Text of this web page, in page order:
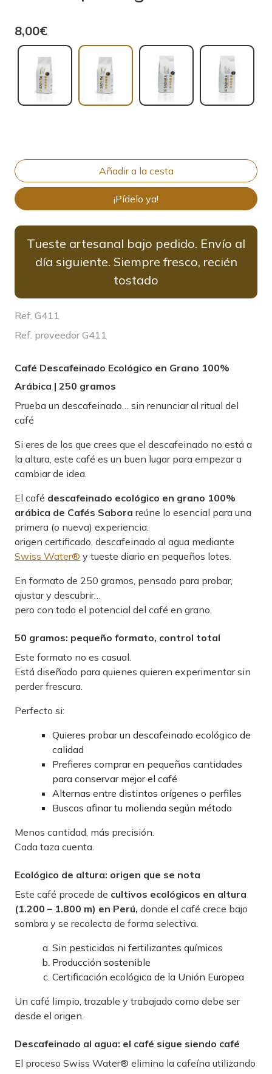
8,00€
¡Pídelo ya!
Tueste artesanal bajo pedido. Envío al
día siguiente. Siempre fresco, recién
tostado
Ref. G411
Ref. proveedor G411
Café Descafeinado Ecológico en Grano 100%
Arábica | 250 gramos
Prueba un descafeinado… sin renunciar al ritual del
café
Si eres de los que crees que el descafeinado no está a
la altura, este café es un buen lugar para empezar a
cambiar de idea.
El café descafeinado ecológico en grano 100%
arábica de Cafés Sabora reúne lo esencial para una
primera (o nueva) experiencia:
origen certificado, descafeinado al agua mediante
Swiss Water® y tueste diario en pequeños lotes.
En formato de 250 gramos, pensado para probar,
ajustar y descubrir…
pero con todo el potencial del café en grano.
50 gramos: pequeño formato, control total
Este formato no es casual.
Está diseñado para quienes quieren experimentar sin
perder frescura.
Perfecto si:
Quieres probar un descafeinado ecológico de
calidad
Prefieres comprar en pequeñas cantidades
para conservar mejor el café
Alternas entre distintos orígenes o perfiles
Buscas afinar tu molienda según método
Menos cantidad, más precisión.
Cada taza cuenta.
Ecológico de altura: origen que se nota
Este café procede de cultivos ecológicos en altura
(1.200 – 1.800 m) en Perú, donde el café crece bajo
sombra y se recolecta de forma selectiva.
Sin pesticidas ni fertilizantes químicos
Producción sostenible
Certificación ecológica de la Unión Europea
Un café limpio, trazable y trabajado como debe ser
desde el origen.
Descafeinado al agua: el café sigue siendo café
El proceso Swiss Water® elimina la cafeína utilizando